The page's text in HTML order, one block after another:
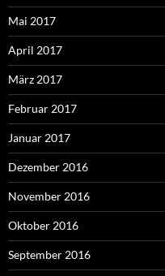
Mai 2017
April 2017
März 2017
Februar 2017
Januar 2017
Dezember 2016
November 2016
Oktober 2016
September 2016